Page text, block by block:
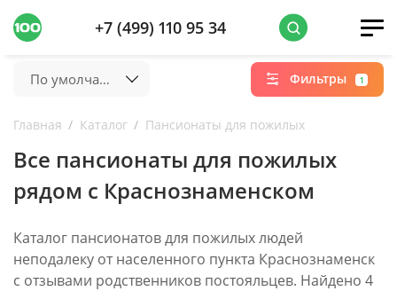
+7 (499) 110 95 34
Главная Каталог Пансионаты для пожилых
Все пансионаты для пожилых
рядом с Краснознаменском
Каталог пансионатов для пожилых людей
неподалеку от населенного пункта Краснознаменск
с отзывами родственников постояльцев. Найдено 4
По умолчанию Фильтры 1